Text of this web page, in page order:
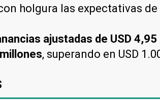
holgura las expectativas
ajustadas de USD
, superando en USD